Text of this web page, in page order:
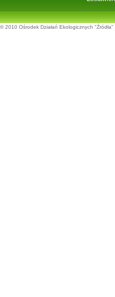
© 2010 Ośrodek Działań Ekologicznych "Źródła"